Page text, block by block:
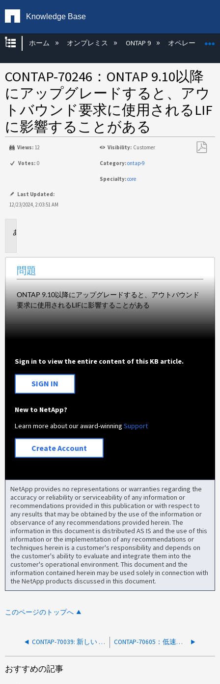
Knowledge Base
グローバル階層を展開/折りたたむ
ホーム オンプレミス ONTAP 9 オペレーティン
CONTAP-70246：ONTAP 9.10以降
にアップグレードすると、アウ
トバウンド要求に使用されるLIF
に影響することがある
Views: 12 Visibility: Customer
Votes: 0 Category:ontap-9
Specialty:core
Last Updated:
12/23/2024, 2:03:51 AM
問題
ONTAP 9.10以降にアップグレードすると、アウトバウンド
要求に使用されるLIFに影響することがある
Sign in to view the entire content of this KB article.
SIGN IN
New to NetApp?
Learn more about our award-winningSupport
Create Account
NetApp provides no representations or warranties regarding the
accuracy or reliability or serviceability of any information or
recommendations provided in this publication or with respect to
any results that may be obtained by the use of the information or
observance of any recommendations provided herein. The
information in this document is distributed AS IS and the use of this
information or the implementation of any recommendations or
techniques herein is a customer's responsibility and depends on
the customer's ability to evaluate and integrate them into the
customer's operational environment. This document and the
information contained herein may be used solely in connection with
the NetApp products discussed in this document.
このページのトップへ
CONTAP-70039: 新しい callhome.management.log.rotate AutoSupport（ログファイルのローテーション用） CONTAP-70605：低速なルートボリューム構成でmgwdプロセスが応答しなくなる
おすすめの記事